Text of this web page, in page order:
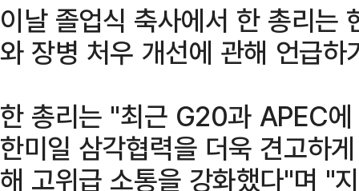
이날 졸업식 축사에서 한 총리는
와 장병 처우 개선에 관해 언급하
한 총리는 "최근 G20과 APEC
한미일 삼각협력을 더욱 견고하
해 고위급 소통을 강화했다"며 "